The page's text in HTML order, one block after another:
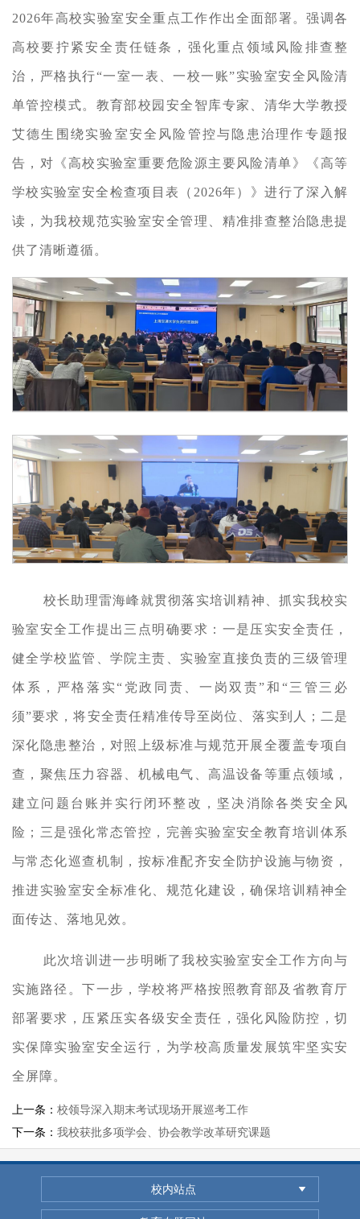
2026年高校实验室安全重点工作作出全面部署。强调各
高校要拧紧安全责任链条，强化重点领域风险排查整
治，严格执行“一室一表、一校一账”实验室安全风险清
单管控模式。教育部校园安全智库专家、清华大学教授
艾德生围绕实验室安全风险管控与隐患治理作专题报
告，对《高校实验室重要危险源主要风险清单》《高等
学校实验室安全检查项目表（2026年）》进行了深入解
读，为我校规范实验室安全管理、精准排查整治隐患提
供了清晰遵循。
校长助理雷海峰就贯彻落实培训精神、抓实我校实
验室安全工作提出三点明确要求：一是压实安全责任，
健全学校监管、学院主责、实验室直接负责的三级管理
体系，严格落实“党政同责、一岗双责”和“三管三必
须”要求，将安全责任精准传导至岗位、落实到人；二是
深化隐患整治，对照上级标准与规范开展全覆盖专项自
查，聚焦压力容器、机械电气、高温设备等重点领域，
建立问题台账并实行闭环整改，坚决消除各类安全风
险；三是强化常态管控，完善实验室安全教育培训体系
与常态化巡查机制，按标准配齐安全防护设施与物资，
推进实验室安全标准化、规范化建设，确保培训精神全
面传达、落地见效。
此次培训进一步明晰了我校实验室安全工作方向与
实施路径。下一步，学校将严格按照教育部及省教育厅
部署要求，压紧压实各级安全责任，强化风险防控，切
实保障实验室安全运行，为学校高质量发展筑牢坚实安
全屏障。
上一条： 校领导深入期末考试现场开展巡考工作
下一条： 我校获批多项学会、协会教学改革研究课题
校内站点